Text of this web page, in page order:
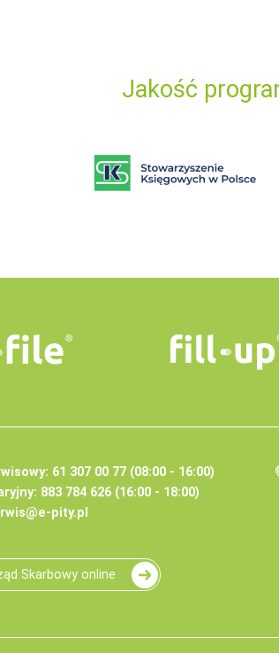
Jakość
61 307 00 77 (08:00 - 16:00)
883 784 626 (16:00 - 18:00)
pity.pl
Skarbowy online